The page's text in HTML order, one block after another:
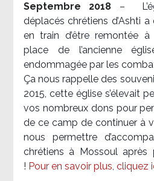
Septembre 2018 –
déplacés chrétiens d’Ashti
en train d’être remontée
place de l’ancienne
endommagée par les
Ça nous rappelle des
2015, cette église s’élevait
vos nombreux dons pour
de ce camp de continuer à
nous permettre
chrétiens à Mossoul après
! Pour en savoir plus, cliquez